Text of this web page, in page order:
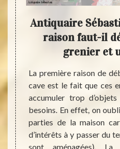
sont
de
Cela
Antiquaire
raison faut-il
grenier et
La première raison de
cave est le fait que ces
accumuler trop
besoins. En effet, on
parties de la maison
d’intérêts à y passer du
sont aménagées).